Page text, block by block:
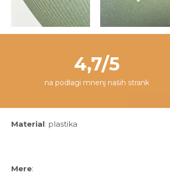
4,7/5
na podlagi mnenj naših strank
Material: plastika
Mere: